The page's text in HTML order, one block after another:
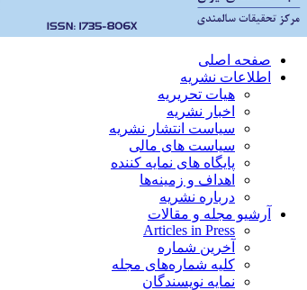
صفحه اصلی
اطلاعات نشریه
هیات تحریریه
اخبار نشریه
سیاست انتشار نشریه
سیاست های مالی
پایگاه های نمایه کننده
اهداف و زمینه‌ها
درباره نشریه
آرشیو مجله و مقالات
Articles in Press
آخرین شماره
کلیه شماره‌های مجله
نمایه نویسندگان